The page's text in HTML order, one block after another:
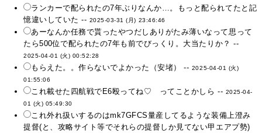
ランカーで配られたの7年ぶりなんか…。もっと配られてたと記
憶違いしていた -- 2025-03-31 (月) 23:46:46
あーなんか任務で貰ったやつだしありがたみ薄いなって思って
たら500位で配られたの7年も前でびっくり。大当たりか？ --
2025-04-01 (火) 00:52:28
もらえた。。作らないでよかった（安堵） -- 2025-04-01 (火)
01:55:06
これ載せた四航戦でE6殴ってね♡ ってことかしら -- 2025-04-
01 (火) 05:49:30
これ外れ扱いするのはmk7GFCS量産してるような装備上澄み
提督(と、攻略サイト等でそれらの提督しか見てない甲エアプ勢)